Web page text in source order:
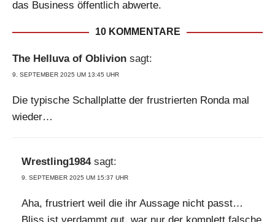
das Business öffentlich abwerte.
10 KOMMENTARE
The Helluva of Oblivion sagt:
9. SEPTEMBER 2025 UM 13:45 UHR
Die typische Schallplatte der frustrierten Ronda mal
wieder…
Wrestling1984 sagt:
9. SEPTEMBER 2025 UM 15:37 UHR
Aha, frustriert weil die ihr Aussage nicht passt…